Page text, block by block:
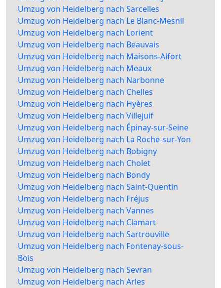
Umzug von Heidelberg nach Sarcelles
Umzug von Heidelberg nach Le Blanc-Mesnil
Umzug von Heidelberg nach Lorient
Umzug von Heidelberg nach Beauvais
Umzug von Heidelberg nach Maisons-Alfort
Umzug von Heidelberg nach Meaux
Umzug von Heidelberg nach Narbonne
Umzug von Heidelberg nach Chelles
Umzug von Heidelberg nach Hyères
Umzug von Heidelberg nach Villejuif
Umzug von Heidelberg nach Épinay-sur-Seine
Umzug von Heidelberg nach La Roche-sur-Yon
Umzug von Heidelberg nach Bobigny
Umzug von Heidelberg nach Cholet
Umzug von Heidelberg nach Bondy
Umzug von Heidelberg nach Saint-Quentin
Umzug von Heidelberg nach Fréjus
Umzug von Heidelberg nach Vannes
Umzug von Heidelberg nach Clamart
Umzug von Heidelberg nach Sartrouville
Umzug von Heidelberg nach Fontenay-sous-
Bois
Umzug von Heidelberg nach Sevran
Umzug von Heidelberg nach Arles